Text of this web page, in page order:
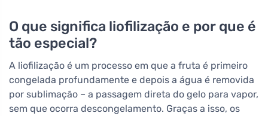
O que significa liofilização e por que é
tão especial?
A liofilização é um processo em que a fruta é primeiro
congelada profundamente e depois a água é removida
por sublimação – a passagem direta do gelo para vapor,
sem que ocorra descongelamento. Graças a isso, os